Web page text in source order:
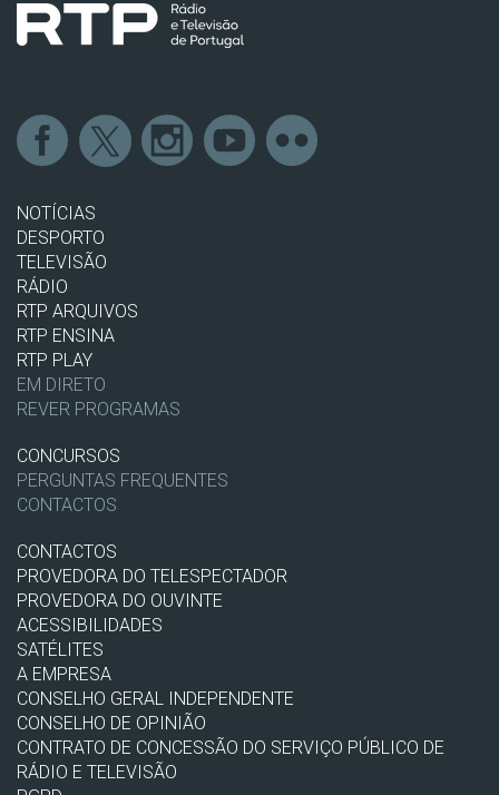
NOTÍCIAS
DESPORTO
TELEVISÃO
RÁDIO
RTP ARQUIVOS
RTP ENSINA
RTP PLAY
EM DIRETO
REVER PROGRAMAS
CONCURSOS
PERGUNTAS FREQUENTES
CONTACTOS
CONTACTOS
PROVEDORA DO TELESPECTADOR
PROVEDORA DO OUVINTE
ACESSIBILIDADES
SATÉLITES
A EMPRESA
CONSELHO GERAL INDEPENDENTE
CONSELHO DE OPINIÃO
CONTRATO DE CONCESSÃO DO SERVIÇO PÚBLICO DE
RÁDIO E TELEVISÃO